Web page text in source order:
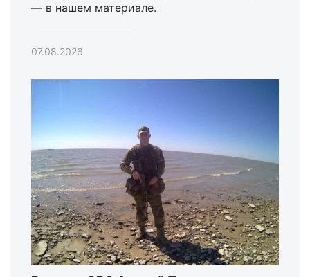
— в нашем материале.
07.08.2026